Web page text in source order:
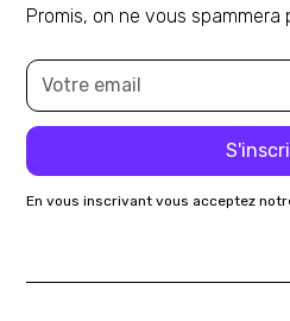
Promis, on ne vous spammera
En vous inscrivant vous acceptez